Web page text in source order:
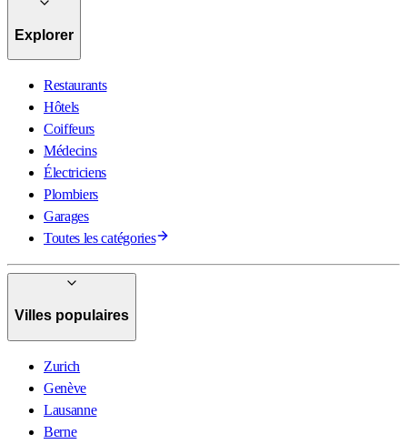
Explorer
Restaurants
Hôtels
Coiffeurs
Médecins
Électriciens
Plombiers
Garages
Toutes les catégories
Villes populaires
Zurich
Genève
Lausanne
Berne